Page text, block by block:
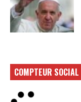
COMPTEUR SOCIAL